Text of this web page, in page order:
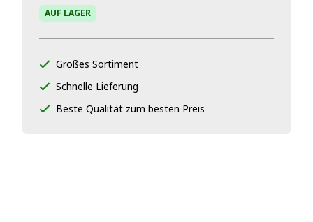
AUF LAGER
Großes Sortiment
Schnelle Lieferung
Beste Qualität zum besten Preis